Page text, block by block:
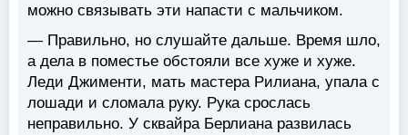
можно связывать эти напасти с мальчиком.
— Правильно, но слушайте дальше. Время шло,
а дела в поместье обстояли все хуже и хуже.
Леди Джименти, мать мастера Рилиана, упала с
лошади и сломала руку. Рука срослась
неправильно. У сквайра Берлиана развилась